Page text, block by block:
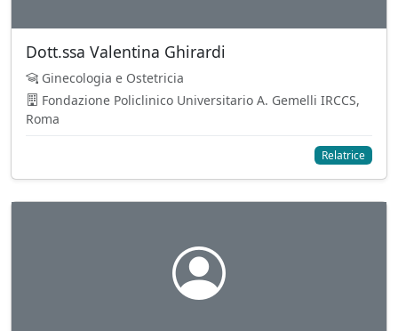
Dott.ssa Valentina Ghirardi
Ginecologia e Ostetricia
Fondazione Policlinico Universitario A. Gemelli IRCCS,
Roma
Relatrice